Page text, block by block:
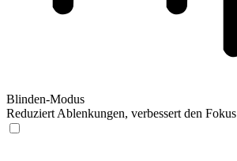
Blinden-Modus
Reduziert Ablenkungen, verbessert den Fokus